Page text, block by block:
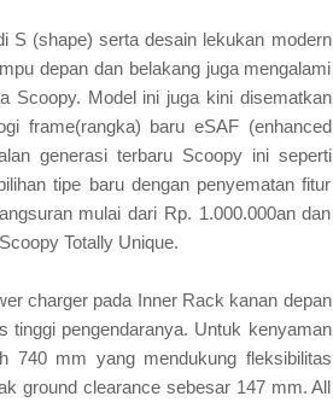
S (shape) serta desain lekukan modern
depan dan belakang juga mengalami
Scoopy. Model ini juga kini disematkan
frame(rangka) baru eSAF (enhanced
generasi terbaru Scoopy ini seperti
tipe baru dengan penyematan fitur
mulai dari Rp. 1.000.000an dan
Totally Unique.
charger pada Inner Rack kanan depan
tinggi pengendaranya. Untuk kenyaman
740 mm yang mendukung fleksibilitas
ground clearance sebesar 147 mm. All